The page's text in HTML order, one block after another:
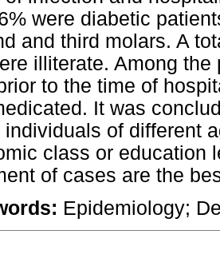
were diabetic
and third molars. A
illiterate. Among
to the time of
It was
individuals of different
class or education
of cases are the
Epidemiology;